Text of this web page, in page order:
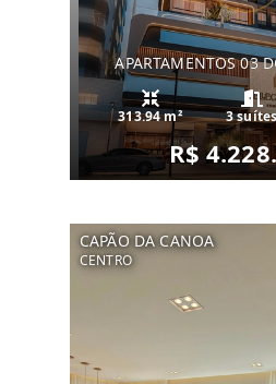
APARTAMENTOS 03
313.94 m² 3
R$
CAPÃO DA CANOA
CENTRO